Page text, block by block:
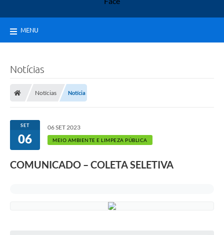
MENU
Notícias
Notícias Notícia
SET
06
06 SET 2023
MEIO AMBIENTE E LIMPEZA PÚBLICA
COMUNICADO – COLETA SELETIVA